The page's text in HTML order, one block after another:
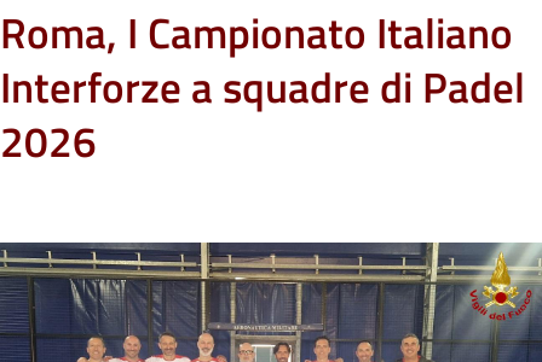
Roma, I Campionato Italiano
Interforze a squadre di Padel
2026